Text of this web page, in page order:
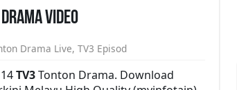
Video
Drama Live, TV3 Episod
TV3Tonton Drama. Download